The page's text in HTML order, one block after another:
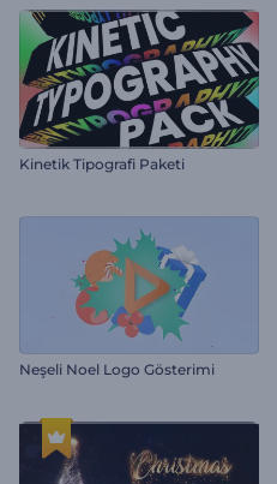
Kinetik Tipografi Paketi
Neşeli Noel Logo Gösterimi